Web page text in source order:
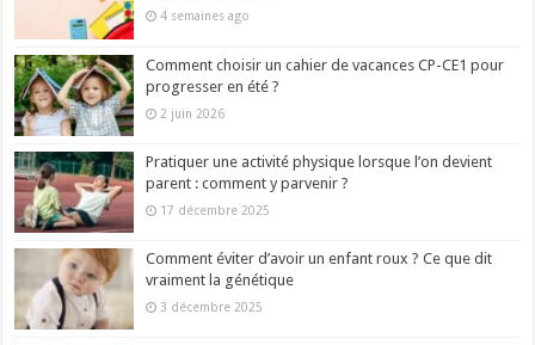
4 semaines ago
Comment choisir un cahier de vacances CP-CE1 pour
progresser en été ?
2 juin 2026
Pratiquer une activité physique lorsque l’on devient
parent : comment y parvenir ?
17 décembre 2025
Comment éviter d’avoir un enfant roux ? Ce que dit
vraiment la génétique
3 décembre 2025